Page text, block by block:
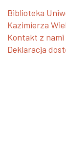
Biblioteka
Kazimierza
Kontakt z nami
Deklaracja